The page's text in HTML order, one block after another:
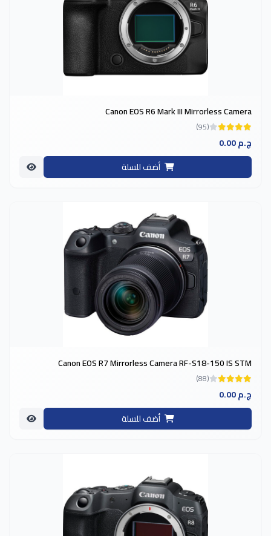
Canon EOS R6 Mark III Mirrorless Camera
(95)
0.00 ج.م
أضف للسلة
Canon EOS R7 Mirrorless Camera RF-S18-150 IS STM
(88)
0.00 ج.م
أضف للسلة